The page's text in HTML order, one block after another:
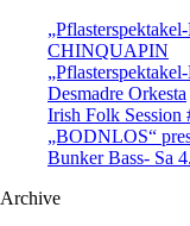
CHINQUAPIN
Desmadre Orkesta
Irish Folk Session
„BODNLOS“
Bunker Bass- Sa
Archive